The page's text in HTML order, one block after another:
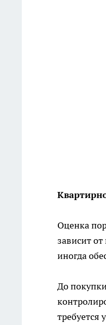
Оценка
зависит
иногда
До
требуется